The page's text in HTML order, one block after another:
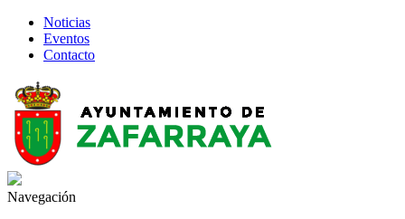
Noticias
Eventos
Contacto
Navegación